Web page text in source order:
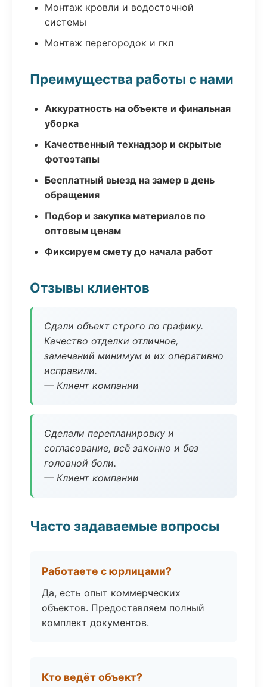
Монтаж кровли и водосточной
системы
Монтаж перегородок и гкл
Преимущества работы с нами
Аккуратность на объекте и финальная
уборка
Качественный технадзор и скрытые
фотоэтапы
Бесплатный выезд на замер в день
обращения
Подбор и закупка материалов по
оптовым ценам
Фиксируем смету до начала работ
Отзывы клиентов
Сдали объект строго по графику.
Качество отделки отличное,
замечаний минимум и их оперативно
исправили.
— Клиент компании
Сделали перепланировку и
согласование, всё законно и без
головной боли.
— Клиент компании
Часто задаваемые вопросы
Работаете с юрлицами?
Да, есть опыт коммерческих
объектов. Предоставляем полный
комплект документов.
Кто ведёт объект?